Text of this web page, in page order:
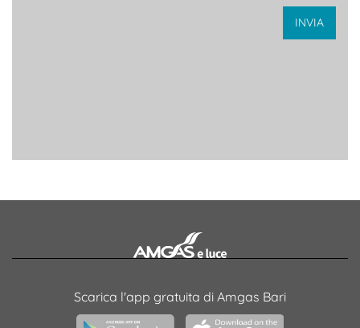
Scarica l'app gratuita di Amgas Bari